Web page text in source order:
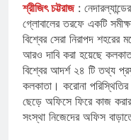
শ্রীজিৎ চট্টরাজ:
গ্লোবালের তরফে একটি
বিশ্বের সেরা নিরাপদ
আরও দাবি করা হয়েছে
বিশ্বের আদর্শ ২৪ টি তথ্য
কলকাতা। করোনা
ছেড়ে অফিসে ফিরে কাজ
সংস্থা নিজেদের অফিস